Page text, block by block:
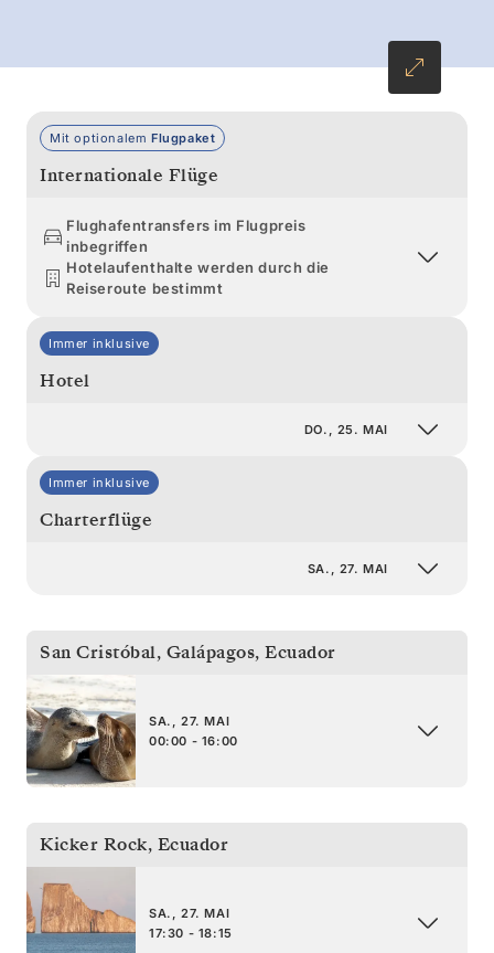
Mit optionalem Flugpaket
Internationale Flüge
Flughafentransfers im Flugpreis
inbegriffen
Hotelaufenthalte werden durch die
Reiseroute bestimmt
Immer inklusive
Hotel
DO., 25. MAI
Immer inklusive
Charterflüge
SA., 27. MAI
San Cristóbal, Galápagos, Ecuador
SA., 27. MAI
00:00 - 16:00
Kicker Rock, Ecuador
SA., 27. MAI
17:30 - 18:15